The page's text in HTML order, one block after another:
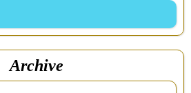
Archive